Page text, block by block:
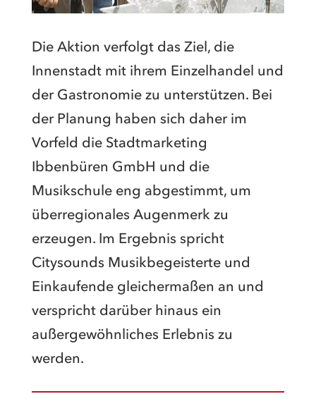
Die Aktion verfolgt das Ziel, die
Innenstadt mit ihrem Einzelhandel und
der Gastronomie zu unterstützen. Bei
der Planung haben sich daher im
Vorfeld die Stadtmarketing
Ibbenbüren GmbH und die
Musikschule eng abgestimmt, um
überregionales Augenmerk zu
erzeugen. Im Ergebnis spricht
Citysounds Musikbegeisterte und
Einkaufende gleichermaßen an und
verspricht darüber hinaus ein
außergewöhnliches Erlebnis zu
werden.